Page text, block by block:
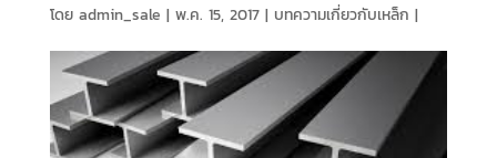
โดย admin_sale | พ.ค. 15, 2017| บทความเกี่ยวกับเหล็ก |